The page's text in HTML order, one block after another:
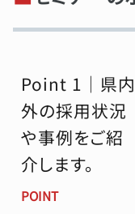
Point 1｜県内
外の採用状況
や事例をご紹
介します。
POINT